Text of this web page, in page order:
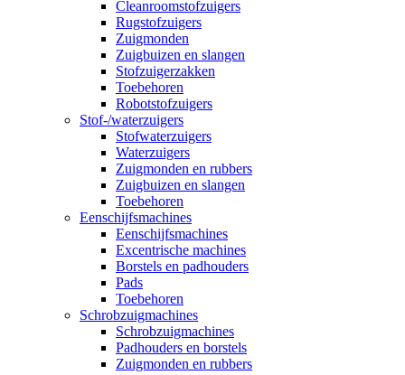
Cleanroomstofzuigers
Rugstofzuigers
Zuigmonden
Zuigbuizen en slangen
Stofzuigerzakken
Toebehoren
Robotstofzuigers
Stof-/waterzuigers
Stofwaterzuigers
Waterzuigers
Zuigmonden en rubbers
Zuigbuizen en slangen
Toebehoren
Eenschijfsmachines
Eenschijfsmachines
Excentrische machines
Borstels en padhouders
Pads
Toebehoren
Schrobzuigmachines
Schrobzuigmachines
Padhouders en borstels
Zuigmonden en rubbers